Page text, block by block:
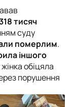
тисяч
суду
померлим.
іншого
обіцяла
порушення